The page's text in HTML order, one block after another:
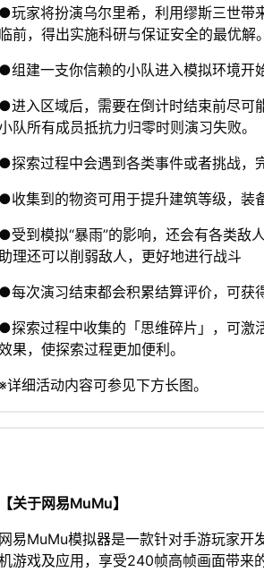
●玩家将扮演乌尔里希，利用缪斯三世
临前，得出实施科研与保证安全的最优解。
●组建一支你信赖的小队进入模拟环境开
●进入区域后，需要在倒计时结束前尽可
队所有成员抵抗力归零时则演习失败。
●探索过程中会遇到各类事件或者挑战，
●收集到的物资可用于提升建筑等级，装
●受到模拟“暴雨”的影响，还会有各类敌
助理还可以削弱敌人，更好地进行战斗
●每次演习结束都会积累结算评价，可获
●探索过程中收集的「思维碎片」，可激
果，使探索过程更加便利。
详细活动内容可参见下方长图。
【关于网易MuMu】
网易MuMu模拟器是一款针对手游玩家开
游戏及应用，享受240帧高帧画面带来